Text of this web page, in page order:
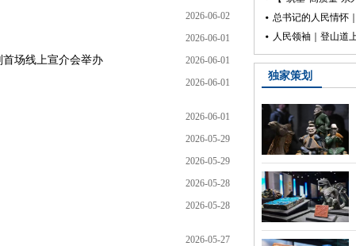
2026-06-02
2026-06-01
场线上宣介会举办 2026-06-01
2026-06-01
2026-06-01
2026-05-29
2026-05-29
2026-05-28
2026-05-28
2026-05-27